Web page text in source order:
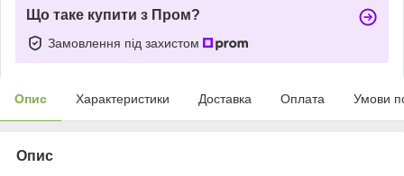
Що таке купити з Пром?
Замовлення під захистом
Опис Характеристики Доставка Оплата Умови
Опис